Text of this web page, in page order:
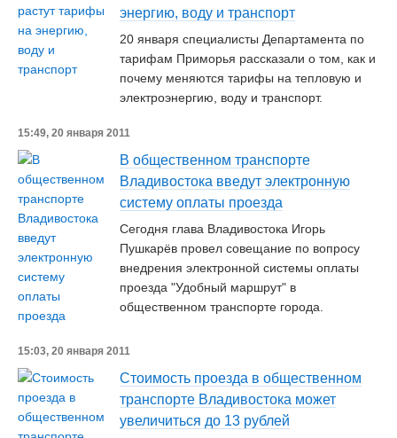
энергию, воду и транспорт
20 января специалисты Департамента по
тарифам Приморья рассказали о том, как и
почему меняются тарифы на тепловую и
электроэнергию, воду и транспорт.
15:49, 20 января 2011
В общественном транспорте
Владивостока введут электронную
систему оплаты проезда
Сегодня глава Владивостока Игорь
Пушкарёв провел совещание по вопросу
внедрения электронной системы оплаты
проезда "Удобный маршрут" в
общественном транспорте города.
15:03, 20 января 2011
Стоимость проезда в общественном
транспорте Владивостока может
увеличиться до 13 рублей